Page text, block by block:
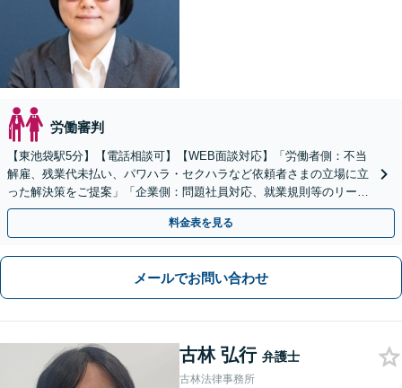
労働審判
【東池袋駅5分】【電話相談可】【WEB面談対応】「労働者側：不当
解雇、残業代未払い、パワハラ・セクハラなど依頼者さまの立場に立
った解決策をご提案」「企業側：問題社員対応、就業規則等のリーガ
ルチェックなど」【顧問契約対応】【休日・夜間相談可】
料金表を見る
メールでお問い合わせ
古林 弘行 弁護士
古林法律事務所